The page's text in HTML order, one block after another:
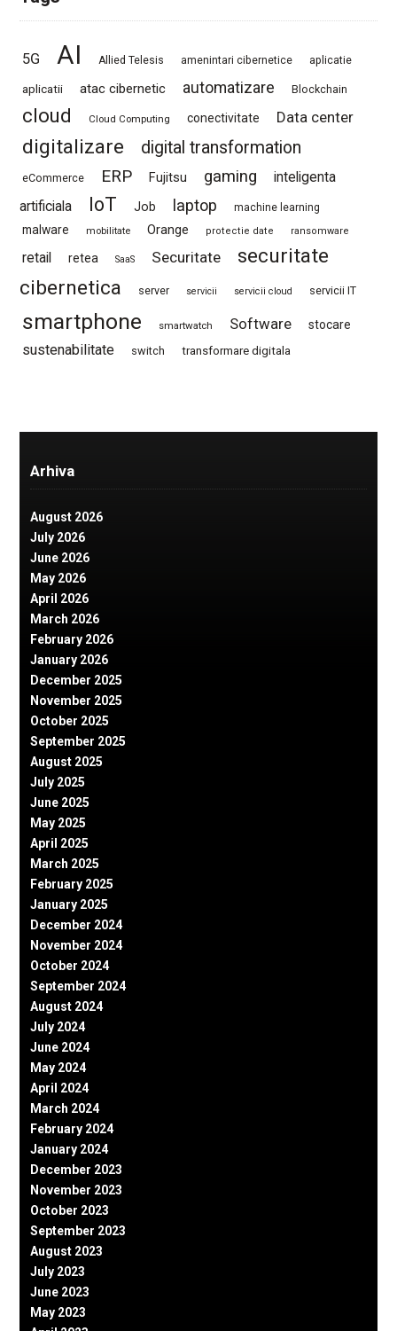
5G AI Allied Telesis amenintari cibernetice aplicatie
aplicatii atac cibernetic automatizare Blockchain
cloud Cloud Computing conectivitate Data center
digitalizare digital transformation
eCommerce ERP Fujitsu gaming
inteligenta
artificiala
IoT Job laptop machine learning
malware mobilitate Orange protectie date ransomware
retail retea SaaS Securitate
securitate
cibernetica
server servicii servicii cloud servicii IT
smartphone smartwatch Software stocare
sustenabilitate switch transformare digitala
Arhiva
August 2026
July 2026
June 2026
May 2026
April 2026
March 2026
February 2026
January 2026
December 2025
November 2025
October 2025
September 2025
August 2025
July 2025
June 2025
May 2025
April 2025
March 2025
February 2025
January 2025
December 2024
November 2024
October 2024
September 2024
August 2024
July 2024
June 2024
May 2024
April 2024
March 2024
February 2024
January 2024
December 2023
November 2023
October 2023
September 2023
August 2023
July 2023
June 2023
May 2023